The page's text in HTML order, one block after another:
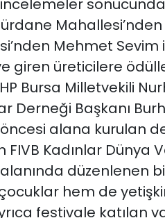
sonucunda
Mehmet
giren üreticilere
Bursa Milletvekili
Derneği Başkanı
alana kurulan
Kadınlar Dünya
düzenlenen
hem de
festivale katılan